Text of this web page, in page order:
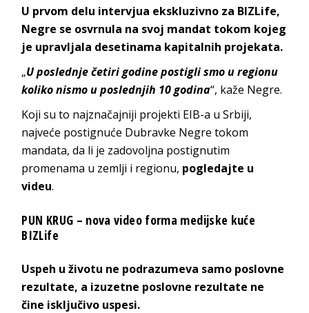
U prvom delu intervjua ekskluzivno za BIZLife,
Negre se osvrnula na svoj mandat tokom kojeg
je upravljala desetinama kapitalnih projekata.
„U poslednje četiri godine postigli smo u regionu
koliko nismo u poslednjih 10 godina“, kaže Negre.
Koji su to najznačajniji projekti EIB-a u Srbiji,
najveće postignuće Dubravke Negre tokom
mandata, da li je zadovoljna postignutim
promenama u zemlji i regionu, pogledajte u
videu.
PUN KRUG – nova video forma medijske kuće
BIZLife
Uspeh u životu ne podrazumeva samo poslovne
rezultate, a izuzetne poslovne rezultate ne
čine isključivo uspesi.